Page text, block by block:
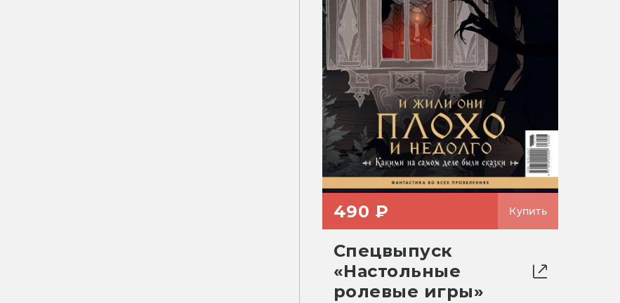
490 ₽ Купить
Спецвыпуск
«Настольные
ролевые игры»